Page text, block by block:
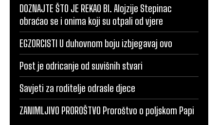
DOZNAJTE ŠTO JE REKAO Bl. Alojzije Stepinac
obraćao se i onima koji su otpali od vjere
EGZORCISTI U duhovnom boju izbjegavaj ovo
Post je odricanje od suvišnih stvari
Savjeti za roditelje odrasle djece
ZANIMLJIVO PROROŠTVO Proroštvo o poljskom Papi